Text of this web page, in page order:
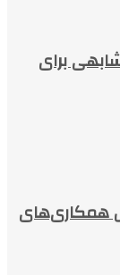
برای
همکاری‌های